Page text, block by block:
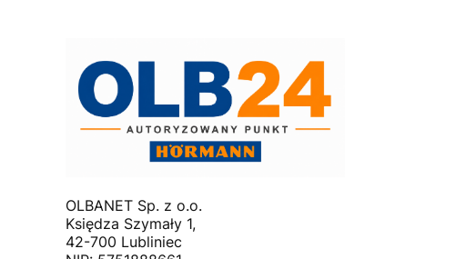
OLBANET Sp. z o.o.
Księdza Szymały 1,
42-700 Lubliniec